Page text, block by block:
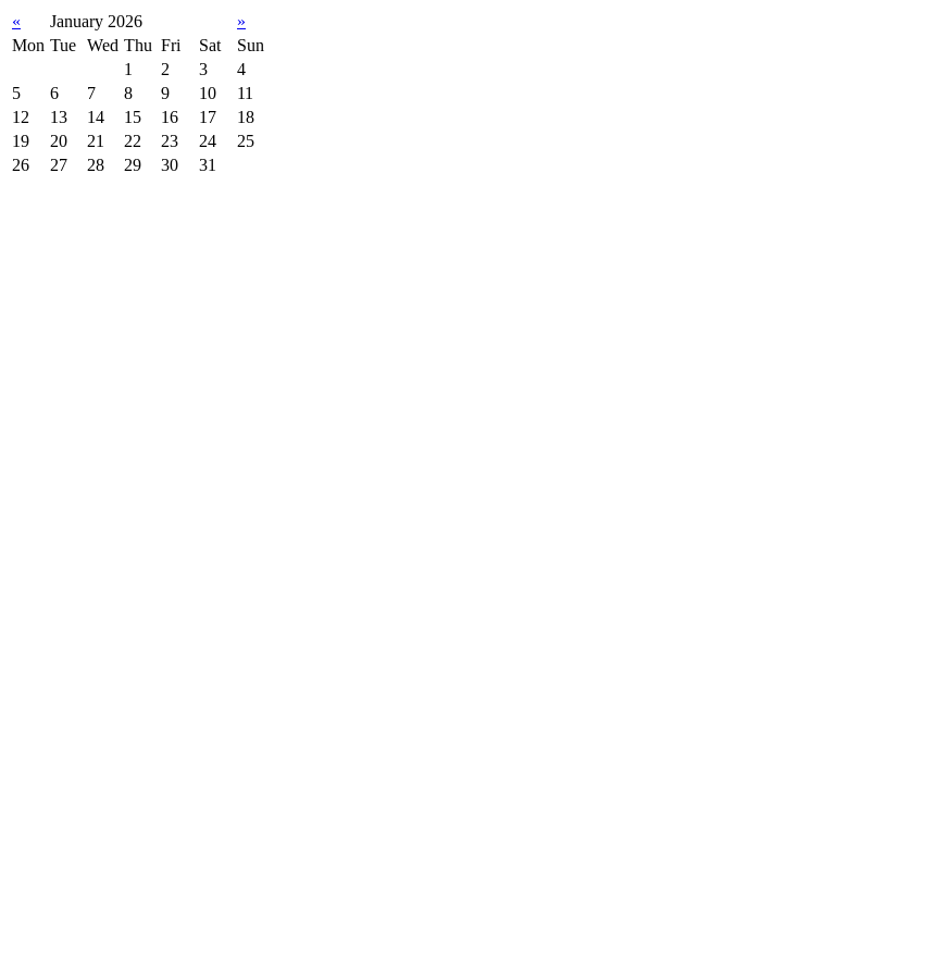
« January 2026
»
Mon Tue Wed Thu Fri Sat
Sun
1
2 3
4
5
6 7 8 9 10
11
12
13 14 15 16 17
18
19
20 21 22 23 24
25
26
27 28 29 30 31